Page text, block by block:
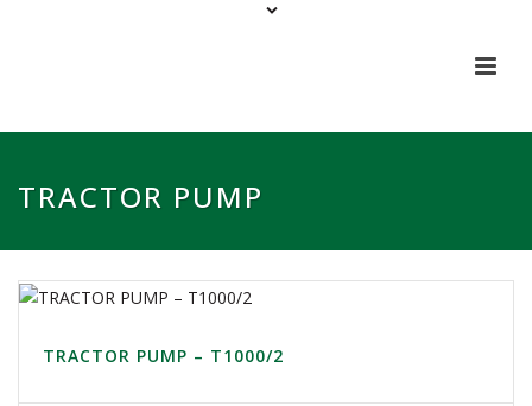
TRACTOR PUMP
TRACTOR PUMP – T1000/2